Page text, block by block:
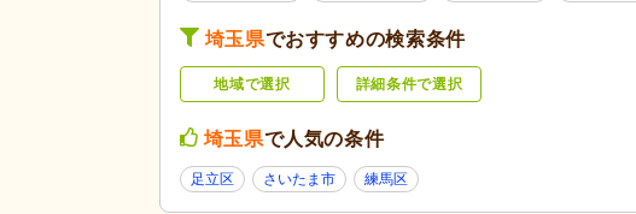
応募条件・こ
だわり
ブランク可(718)
新卒可(611)
掲載3日以内
埼玉県でおすすめの検索条件
地域で選択 詳細条件で選択
埼玉県で人気の条件
足立区 さいたま市 練馬区